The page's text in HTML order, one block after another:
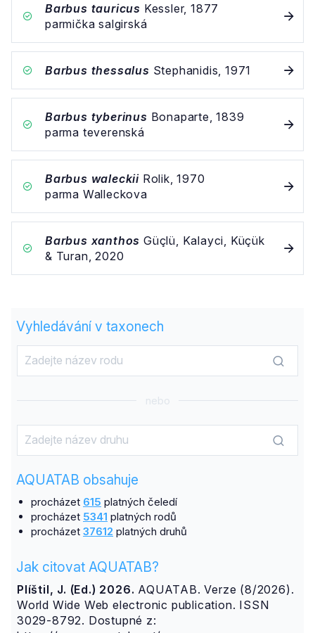
Barbus tauricus Kessler, 1877
parmička salgirská
Barbus thessalus Stephanidis, 1971
Barbus tyberinus Bonaparte, 1839
parma teverenská
Barbus waleckii Rolik, 1970
parma Walleckova
Barbus xanthos Güçlü, Kalayci, Küçük
& Turan, 2020
Vyhledávání v taxonech
nebo
AQUATAB obsahuje
procházet 615 platných čeledí
procházet 5341 platných rodů
procházet 37612 platných druhů
Jak citovat AQUATAB?
Plíštil, J. (Ed.) 2026. AQUATAB. Verze (8/2026).
World Wide Web electronic publication. ISSN
3029-8792. Dostupné z: